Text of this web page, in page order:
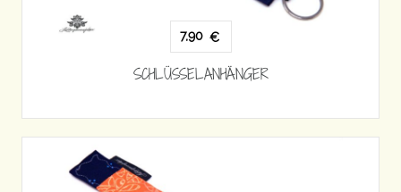
7,90 €
SCHLÜSSELANHÄNGER